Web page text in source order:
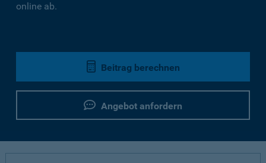
online ab.
Beitrag berechnen
Angebot anfordern